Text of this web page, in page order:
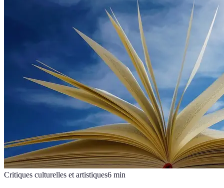
Critiques culturelles et artistiques6 min